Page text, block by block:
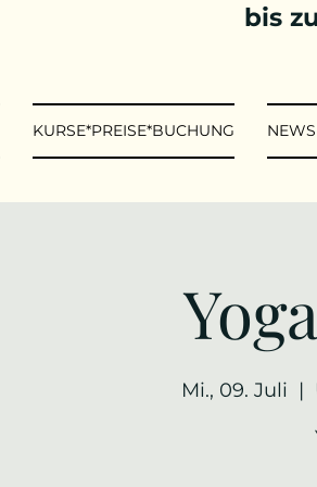
bis
KURSE*PREISE*BUCHUNG
Mi., 09. Juli
  |